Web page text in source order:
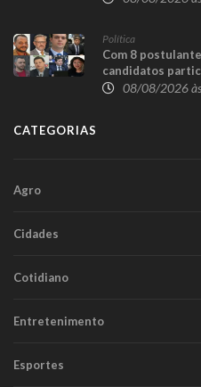
Política
Com 8
candidatos
08/08/2026
CATEGORIAS
Agro
Cidades
Cotidiano
Entretenimento
Esportes